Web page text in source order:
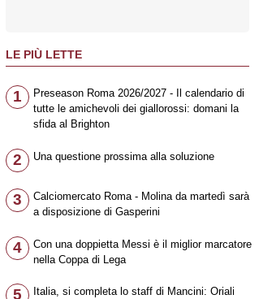
LE PIÙ LETTE
1
Preseason Roma 2026/2027 - Il calendario di
tutte le amichevoli dei giallorossi: domani la
sfida al Brighton
2 Una questione prossima alla soluzione
3
Calciomercato Roma - Molina da martedì sarà
a disposizione di Gasperini
4
Con una doppietta Messi è il miglior marcatore
nella Coppa di Lega
5
Italia, si completa lo staff di Mancini: Oriali